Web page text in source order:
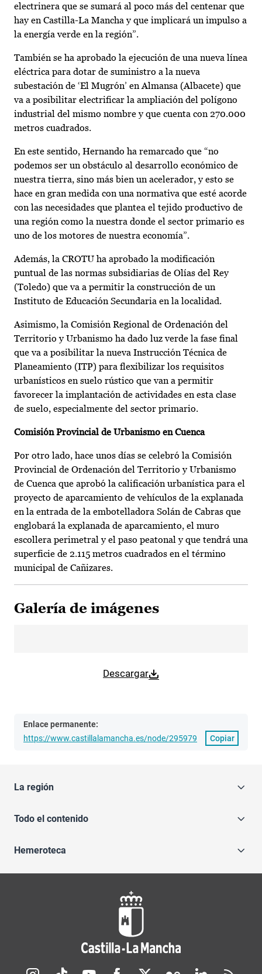
electrinera que se sumará al poco más del centenar que
hay en Castilla-La Mancha y que implicará un impulso a
la energía verde en la región”.
También se ha aprobado la ejecución de una nueva línea
eléctrica para dotar de suministro a la nueva
subestación de ‘El Mugrón’ en Almansa (Albacete) que
va a posibilitar electrificar la ampliación del polígono
industrial del mismo nombre y que cuenta con 270.000
metros cuadrados.
En este sentido, Hernando ha remarcado que “no
podemos ser un obstáculo al desarrollo económico de
nuestra tierra, sino más bien un acelerador, y esto se
hace en gran medida con una normativa que esté acorde
con las necesidades que plantea el tejido productivo de
una región como la nuestra donde el sector primario es
uno de los motores de nuestra economía”.
Además, la CROTU ha aprobado la modificación
puntual de las normas subsidiarias de Olías del Rey
(Toledo) que va a permitir la construcción de un
Instituto de Educación Secundaria en la localidad.
Asimismo, la Comisión Regional de Ordenación del
Territorio y Urbanismo ha dado luz verde la fase final
que va a posibilitar la nueva Instrucción Técnica de
Planeamiento (ITP) para flexibilizar los requisitos
urbanísticos en suelo rústico que van a permitir
favorecer la implantación de actividades en esta clase
de suelo, especialmente del sector primario.
Comisión Provincial de Urbanismo en Cuenca
Por otro lado, hace unos días se celebró la Comisión
Provincial de Ordenación del Territorio y Urbanismo
de Cuenca que aprobó la calificación urbanística para el
proyecto de aparcamiento de vehículos de la explanada
en la entrada de la embotelladora Solán de Cabras que
englobará la explanada de aparcamiento, el muro
escollera perimetral y el paso peatonal y que tendrá una
superficie de 2.115 metros cuadrados en el término
municipal de Cañizares.
Galería de imágenes
Descargar
Enlace permanente:
https://www.castillalamancha.es/node/295979
Copiar
La región
Todo el contenido
Hemeroteca